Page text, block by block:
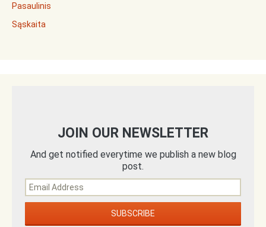
Pasaulinis
Sąskaita
JOIN OUR NEWSLETTER
And get notified everytime we publish a new blog
post.